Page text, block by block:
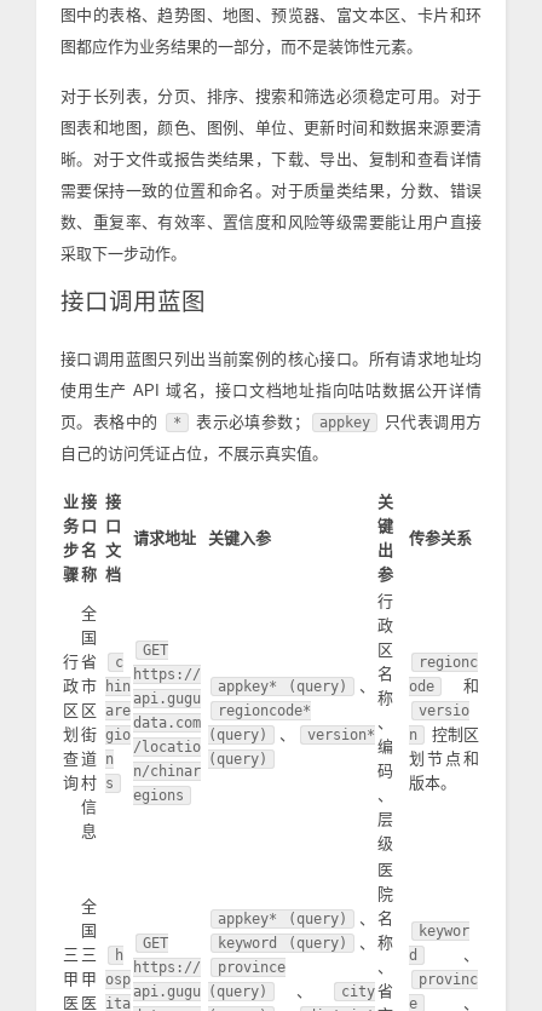
图中的表格、趋势图、地图、预览器、富文本区、卡片和环
图都应作为业务结果的一部分，而不是装饰性元素。
对于长列表，分页、排序、搜索和筛选必须稳定可用。对于
图表和地图，颜色、图例、单位、更新时间和数据来源要清
晰。对于文件或报告类结果，下载、导出、复制和查看详情
需要保持一致的位置和命名。对于质量类结果，分数、错误
数、重复率、有效率、置信度和风险等级需要能让用户直接
采取下一步动作。
接口调用蓝图
接口调用蓝图只列出当前案例的核心接口。所有请求地址均
使用生产 API 域名，接口文档地址指向咕咕数据公开详情
页。表格中的
* 表示必填参数； appkey
只代表调用方
自己的访问凭证占位，不展示真实值。
业
务
步
骤
接
口
名
称
接
口
文
档
请求地址 关键入参
关
键
出
参
传参关系
行
政
区
划
查
询
全
国
省
市
区
街
道
村
信
息
c
hin
are
gio
n
s
GET
https://
api.gugu
data.com
/locatio
n/chinar
egions
appkey* (query) 、
regioncode*
(query)
、
version*
(query)
行
政
区
名
称
、
编
码
、
层
级
regionc
ode
和
versio
n
控制区
划节点和
版本。
三
甲
医
全
国
三
甲
医
h
osp
ita
GET
https://
api.gugu
appkey* (query) 、
keyword (query) 、
province
(query)
、
city
医
院
名
称
、
省
keywor
d
、
provinc
e
、